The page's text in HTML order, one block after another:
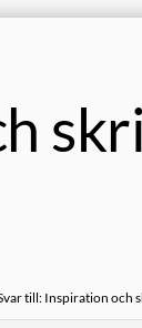
till: Inspiration och